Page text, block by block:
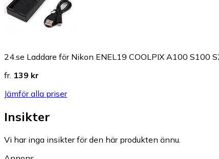
24.se Laddare för Nikon ENEL19 COOLPIX A100 S100
fr. 139 kr
Jämför alla priser
Insikter
Vi har inga insikter för den här produkten ännu.